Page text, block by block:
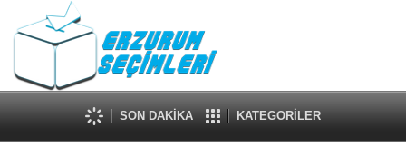
SON DAKİKA KATEGORİLER